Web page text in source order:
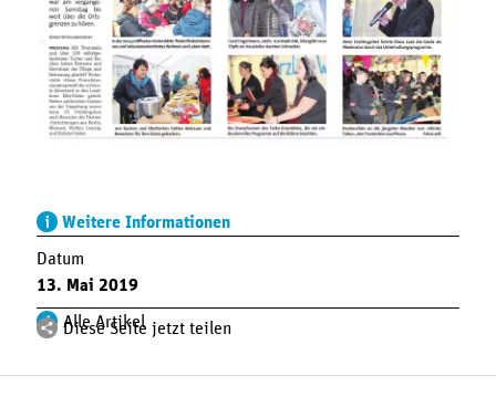
Weitere Informationen
Datum
13. Mai 2019
Alle Artikel
Diese Seite jetzt teilen